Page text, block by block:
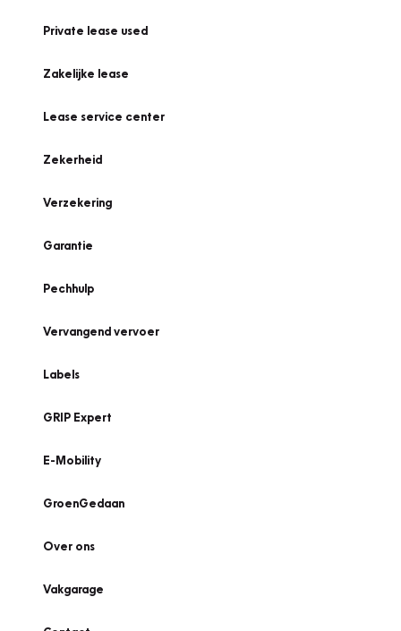
Private lease used
Zakelijke lease
Lease service center
Zekerheid
Verzekering
Garantie
Pechhulp
Vervangend vervoer
Labels
GRIP Expert
E-Mobility
GroenGedaan
Over ons
Vakgarage